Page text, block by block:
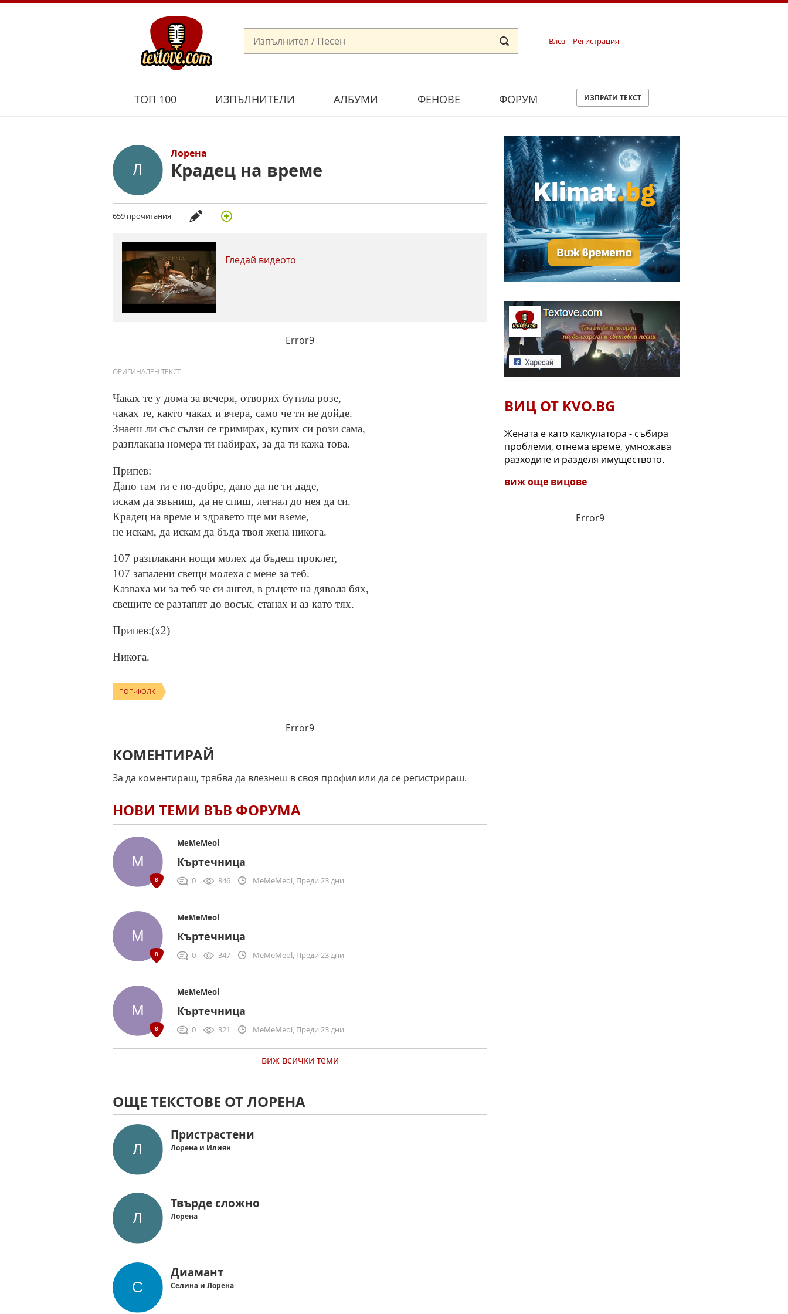
Влез Регистрация
ТОП 100 ИЗПЪЛНИТЕЛИ АЛБУМИ ФЕНОВЕ ФОРУМ ИЗПРАТИ ТЕКСТ
Лорена
Крадец на време
659 прочитания
Гледай видеото
Error9
ОРИГИНАЛЕН ТЕКСТ
Чаках те у дома за вечеря, отворих бутила розе,
чаках те, както чаках и вчера, само че ти не дойде.
Знаеш ли със сълзи се гримирах, купих си рози сама,
разплакана номера ти набирах, за да ти кажа това.
Припев:
Дано там ти е по-добре, дано да не ти даде,
искам да звъниш, да не спиш, легнал до нея да си.
Крадец на време и здравето ще ми вземе,
не искам, да искам да бъда твоя жена никога.
107 разплакани нощи молех да бъдеш проклет,
107 запалени свещи молеха с мене за теб.
Казваха ми за теб че си ангел, в ръцете на дявола бях,
свещите се разтапят до восък, станах и аз като тях.
Припев:(x2)
Никога.
ПОП-ФОЛК
Error9
КОМЕНТИРАЙ
За да коментираш, трябва да влезнеш в своя профил или да се регистрираш.
НОВИ ТЕМИ ВЪВ ФОРУМА
MeMeMeol
Къртечница
0 846 MeMeMeol, Преди 23 дни
MeMeMeol
Къртечница
0 347 MeMeMeol, Преди 23 дни
MeMeMeol
Къртечница
0 321 MeMeMeol, Преди 23 дни
виж всички теми
ОЩЕ ТЕКСТОВЕ ОТ ЛОРЕНА
Пристрастени
Лорена и Илиян
Твърде сложно
Лорена
Диамант
Селина и Лорена
ВИЦ ОТ KVO.BG
Жената е като калкулатора - събира
проблеми, отнема време, умножава
разходите и разделя имуществото.
виж още вицове
Error9